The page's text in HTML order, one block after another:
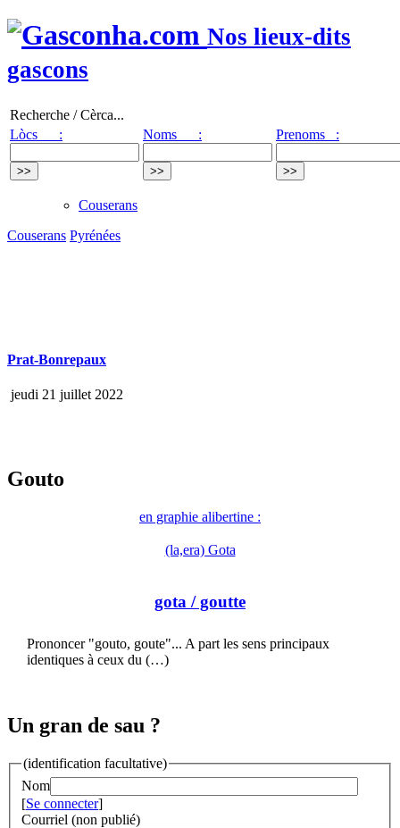
Nos lieux-dits
gascons
Recherche / Cèrca...
Lòcs :
Noms : Prenoms :
Couserans
Couserans Pyrénées
Prat-Bonrepaux
jeudi 21 juillet 2022
Gouto
en graphie alibertine :
(la,era) Gota
gota / goutte
Prononcer "gouto, goute"... A part les sens principaux
identiques à ceux du (…)
Un gran de sau ?
(identification facultative)
Nom
[Se connecter]
Courriel (non publié)